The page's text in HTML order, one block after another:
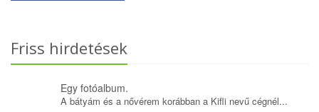
Friss hirdetések
Egy fotóalbum.
A bátyám és a nővérem korábban a Kifli nevű cégnél...